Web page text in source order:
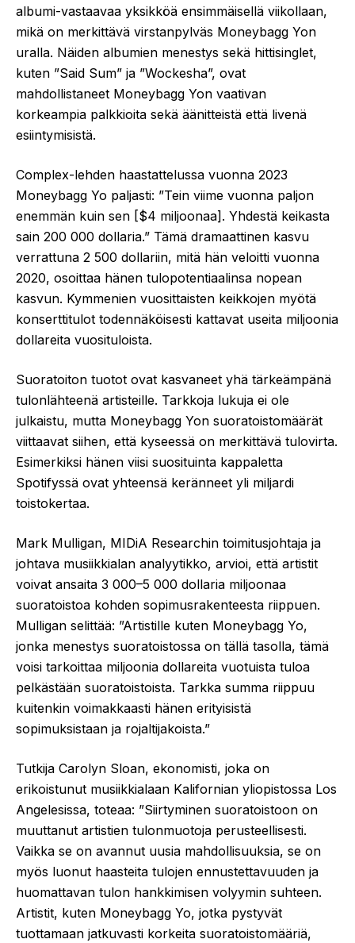
albumi-vastaavaa yksikköä ensimmäisellä viikollaan,
mikä on merkittävä virstanpylväs Moneybagg Yon
uralla. Näiden albumien menestys sekä hittisinglet,
kuten ”Said Sum” ja ”Wockesha”, ovat
mahdollistaneet Moneybagg Yon vaativan
korkeampia palkkioita sekä äänitteistä että livenä
esiintymisistä.
Complex-lehden haastattelussa vuonna 2023
Moneybagg Yo paljasti: ”Tein viime vuonna paljon
enemmän kuin sen [$4 miljoonaa]. Yhdestä keikasta
sain 200 000 dollaria.” Tämä dramaattinen kasvu
verrattuna 2 500 dollariin, mitä hän veloitti vuonna
2020, osoittaa hänen tulopotentiaalinsa nopean
kasvun. Kymmenien vuosittaisten keikkojen myötä
konserttitulot todennäköisesti kattavat useita miljoonia
dollareita vuosituloista.
Suoratoiton tuotot ovat kasvaneet yhä tärkeämpänä
tulonlähteenä artisteille. Tarkkoja lukuja ei ole
julkaistu, mutta Moneybagg Yon suoratoistomäärät
viittaavat siihen, että kyseessä on merkittävä tulovirta.
Esimerkiksi hänen viisi suosituinta kappaletta
Spotifyssä ovat yhteensä keränneet yli miljardi
toistokertaa.
Mark Mulligan, MIDiA Researchin toimitusjohtaja ja
johtava musiikkialan analyytikko, arvioi, että artistit
voivat ansaita 3 000–5 000 dollaria miljoonaa
suoratoistoa kohden sopimusrakenteesta riippuen.
Mulligan selittää: ”Artistille kuten Moneybagg Yo,
jonka menestys suoratoistossa on tällä tasolla, tämä
voisi tarkoittaa miljoonia dollareita vuotuista tuloa
pelkästään suoratoistoista. Tarkka summa riippuu
kuitenkin voimakkaasti hänen erityisistä
sopimuksistaan ja rojaltijakoista.”
Tutkija Carolyn Sloan, ekonomisti, joka on
erikoistunut musiikkialaan Kalifornian yliopistossa Los
Angelesissa, toteaa: ”Siirtyminen suoratoistoon on
muuttanut artistien tulonmuotoja perusteellisesti.
Vaikka se on avannut uusia mahdollisuuksia, se on
myös luonut haasteita tulojen ennustettavuuden ja
huomattavan tulon hankkimisen volyymin suhteen.
Artistit, kuten Moneybagg Yo, jotka pystyvät
tuottamaan jatkuvasti korkeita suoratoistomääriä,